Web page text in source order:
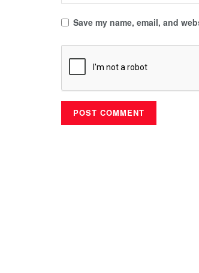
Save my name, email, and